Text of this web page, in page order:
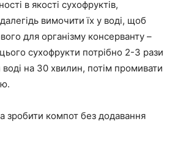
в якості сухофруктів,
вимочити їх у воді, щоб
для організму консерванту –
сухофрукти потрібно 2-3 рази
воді на 30 хвилин, потім промивати
зробити компот без додавання